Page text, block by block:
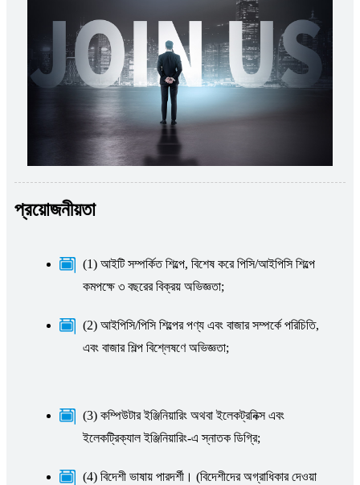
প্রয়োজনীয়তা
(1) আইটি সম্পর্কিত শিল্পে, বিশেষ করে পিসি/আইপিসি শিল্পে
কমপক্ষে ৩ বছরের বিক্রয় অভিজ্ঞতা;
(2) আইপিসি/পিসি শিল্পের পণ্য এবং বাজার সম্পর্কে পরিচিতি,
এবং বাজার শিল্প বিশ্লেষণে অভিজ্ঞতা;
(3) কম্পিউটার ইঞ্জিনিয়ারিং অথবা ইলেকট্রনিক্স এবং
ইলেকট্রিক্যাল ইঞ্জিনিয়ারিং-এ স্নাতক ডিগ্রি;
(4) বিদেশী ভাষায় পারদর্শী। (বিদেশীদের অগ্রাধিকার দেওয়া